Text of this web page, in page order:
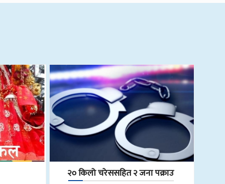
२० किलो चरेससहित २ जना पक्राउ